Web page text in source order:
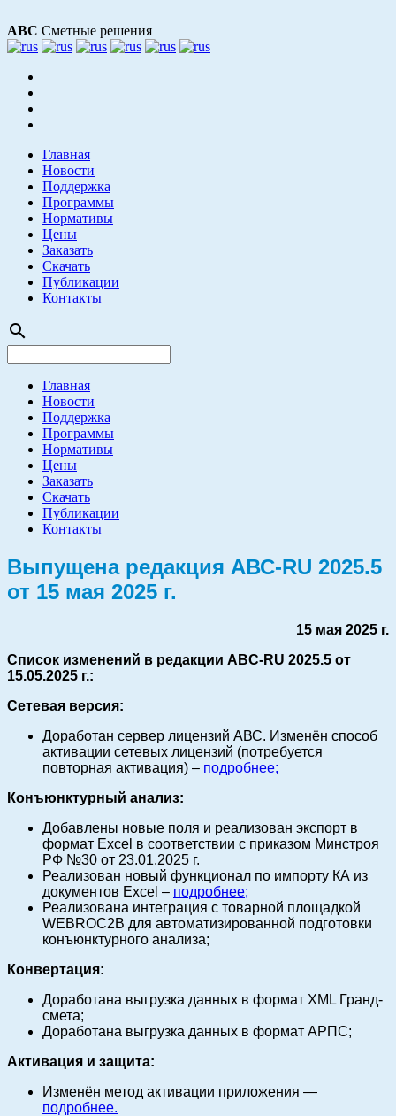
АВС Сметные решения
Главная
Новости
Поддержка
Программы
Нормативы
Цены
Заказать
Скачать
Публикации
Контакты
search
Главная
Новости
Поддержка
Программы
Нормативы
Цены
Заказать
Скачать
Публикации
Контакты
Выпущена редакция АВС-RU 2025.5
от 15 мая 2025 г.
15 мая 2025 г.
Список изменений в редакции ABC-RU 2025.5 от
15.05.2025 г.:
Сетевая версия:
Доработан сервер лицензий АВС. Изменён способ
активации сетевых лицензий (потребуется
повторная активация) – подробнее;
Конъюнктурный анализ:
Добавлены новые поля и реализован экспорт в
формат Excel в соответствии с приказом Минстроя
РФ №30 от 23.01.2025 г.
Реализован новый функционал по импорту КА из
документов Excel – подробнее;
Реализована интеграция с товарной площадкой
WEBROC2B для автоматизированной подготовки
конъюнктурного анализа;
Конвертация:
Доработана выгрузка данных в формат XML Гранд-
смета;
Доработана выгрузка данных в формат АРПС;
Активация и защита:
Изменён метод активации приложения —
подробнее.